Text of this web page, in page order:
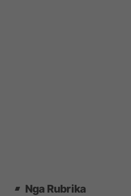
Nga Rubrika